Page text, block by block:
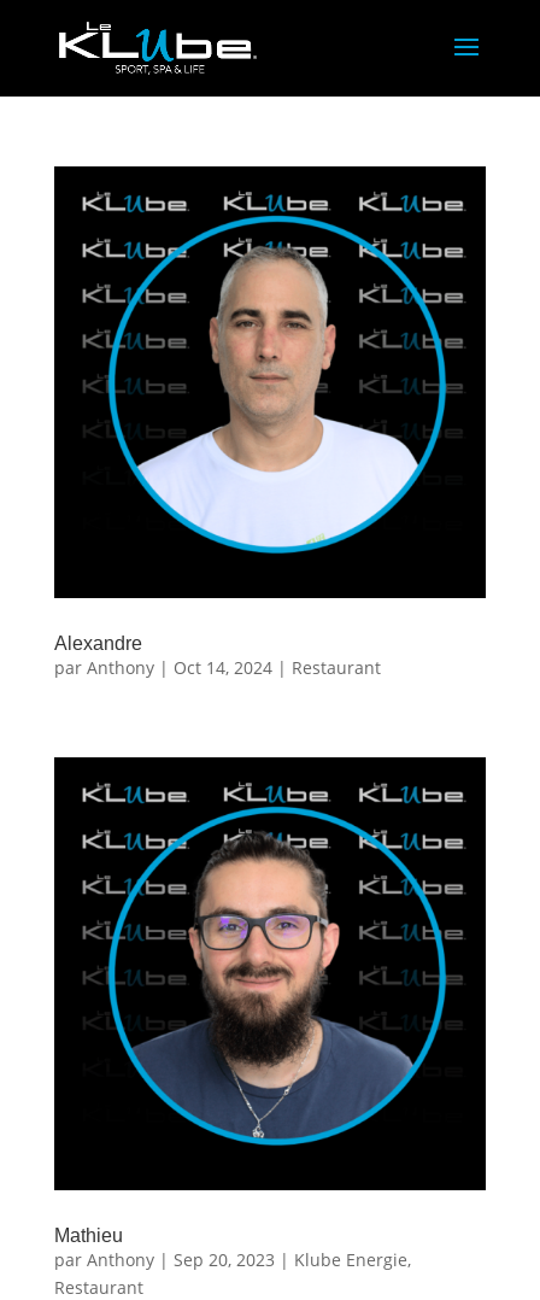
Alexandre
par Anthony| Oct 14, 2024| Restaurant
Mathieu
par Anthony| Sep 20, 2023 | Klube Energie,
Restaurant